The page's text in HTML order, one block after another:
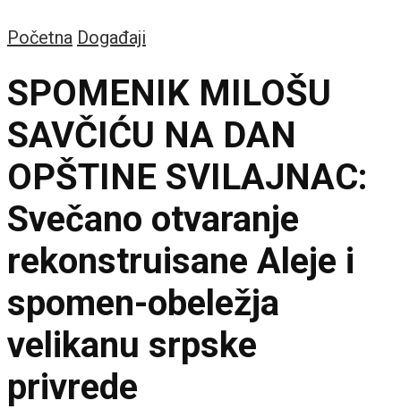
Početna Događaji
SPOMENIK MILOŠU
SAVČIĆU NA DAN
OPŠTINE SVILAJNAC:
Svečano otvaranje
rekonstruisane Aleje i
spomen-obeležja
velikanu srpske
privrede